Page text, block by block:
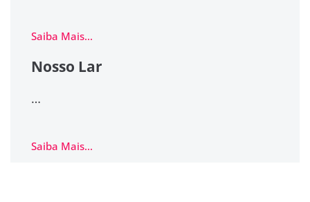
Saiba Mais...
Nosso Lar
…
Saiba Mais...